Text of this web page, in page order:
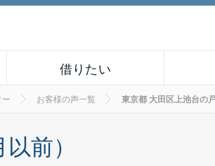
借りたい
ー お客様の声一覧 東京都 大田区上池台の
前）